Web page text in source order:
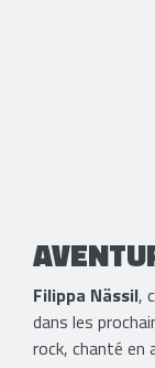
Filippa Nässil,
dans les
rock, chanté en